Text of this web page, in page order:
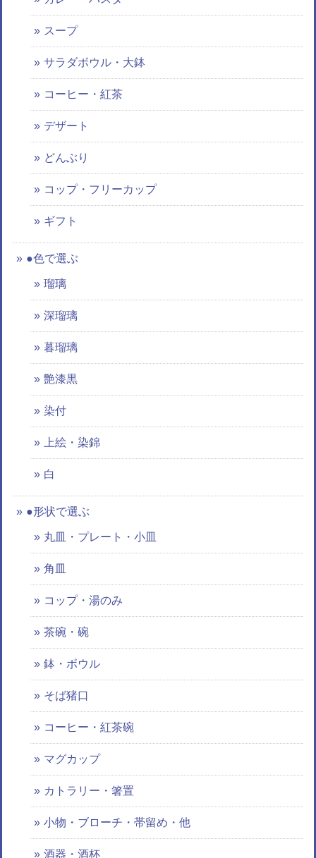
スープ
サラダボウル・大鉢
コーヒー・紅茶
デザート
どんぶり
コップ・フリーカップ
ギフト
●色で選ぶ
瑠璃
深瑠璃
暮瑠璃
艶漆黒
染付
上絵・染錦
白
●形状で選ぶ
丸皿・プレート・小皿
角皿
コップ・湯のみ
茶碗・碗
鉢・ボウル
そば猪口
コーヒー・紅茶碗
マグカップ
カトラリー・箸置
小物・ブローチ・帯留め・他
酒器・酒杯